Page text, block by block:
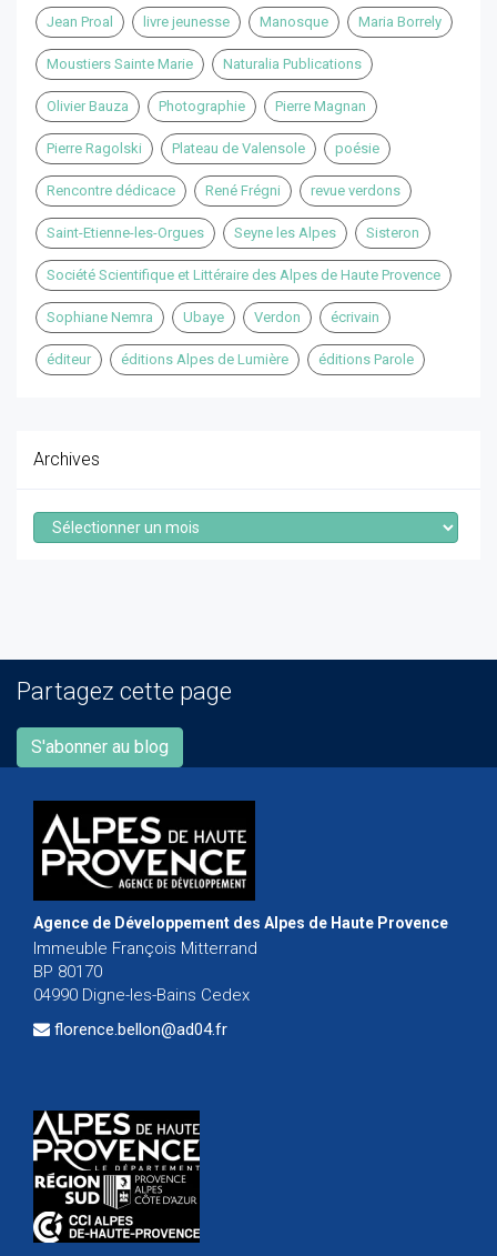
Jean Proal livre jeunesse Manosque Maria Borrely
Moustiers Sainte Marie Naturalia Publications
Olivier Bauza Photographie Pierre Magnan
Pierre Ragolski Plateau de Valensole poésie
Rencontre dédicace René Frégni revue verdons
Saint-Etienne-les-Orgues Seyne les Alpes Sisteron
Société Scientifique et Littéraire des Alpes de Haute Provence
Sophiane Nemra Ubaye Verdon écrivain
éditeur éditions Alpes de Lumière éditions Parole
Archives
Archives
Partagez cette page
S'abonner au blog
Agence de Développement des Alpes de Haute Provence
Immeuble François Mitterrand
BP 80170
04990 Digne-les-Bains Cedex
florence.bellon@ad04.fr